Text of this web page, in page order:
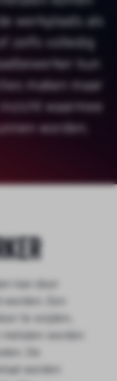
werkplaats als
zelfs volledig
kun
maken maar
waarmee
worden.
kan door
Een
te snijden,
worden
De
worden